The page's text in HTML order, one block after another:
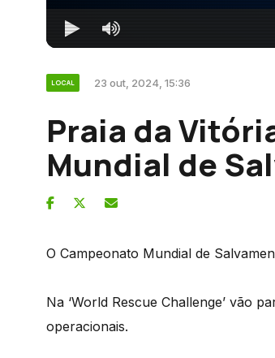
LOCAL 23 out, 2024, 15:36
Praia da
Mundial de
O Campeonato Mundial de
Na ‘World Rescue Challenge’ vão
operacionais.